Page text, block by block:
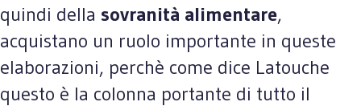
quindi della sovranità alimentare,
acquistano un ruolo importante in queste
elaborazioni, perchè come dice Latouche
questo è la colonna portante di tutto il